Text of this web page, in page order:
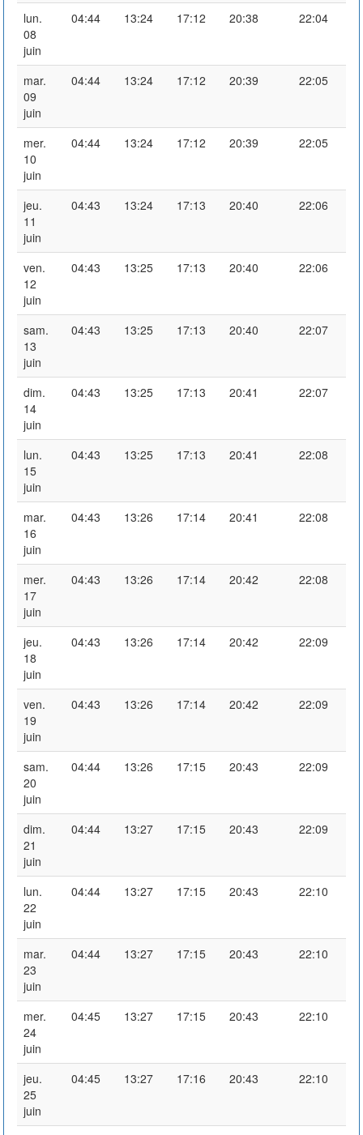
lun.
08
juin
04:44 13:24 17:12 20:38 22:04
mar.
09
juin
04:44 13:24 17:12 20:39 22:05
mer.
10
juin
04:44 13:24 17:12 20:39 22:05
jeu.
11
juin
04:43 13:24 17:13 20:40 22:06
ven.
12
juin
04:43 13:25 17:13 20:40 22:06
sam.
13
juin
04:43 13:25 17:13 20:40 22:07
dim.
14
juin
04:43 13:25 17:13 20:41 22:07
lun.
15
juin
04:43 13:25 17:13 20:41 22:08
mar.
16
juin
04:43 13:26 17:14 20:41 22:08
mer.
17
juin
04:43 13:26 17:14 20:42 22:08
jeu.
18
juin
04:43 13:26 17:14 20:42 22:09
ven.
19
juin
04:43 13:26 17:14 20:42 22:09
sam.
20
juin
04:44 13:26 17:15 20:43 22:09
dim.
21
juin
04:44 13:27 17:15 20:43 22:09
lun.
22
juin
04:44 13:27 17:15 20:43 22:10
mar.
23
juin
04:44 13:27 17:15 20:43 22:10
mer.
24
juin
04:45 13:27 17:15 20:43 22:10
jeu.
25
juin
04:45 13:27 17:16 20:43 22:10